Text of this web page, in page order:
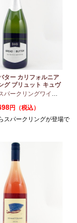
ター カリフォルニア
グ ブリュット キュヴ
パークリングワイン
円（税込）
スパークリングが登場で